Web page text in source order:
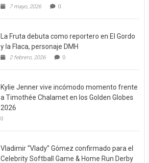
7 mayo, 2026 0
La Fruta debuta como reportero en El Gordo
y la Flaca, personaje DMH
2 febrero, 2026 0
Kylie Jenner vive incómodo momento frente
a Timothée Chalamet en los Golden Globes
2026
0
Vladimir “Vlady” Gómez confirmado para el
Celebrity Softball Game & Home Run Derby